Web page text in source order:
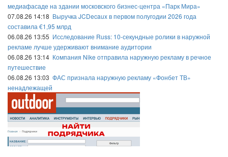
медиафасаде на здании московского бизнес-центра «Парк Мира»
07.08.26 14:18 Выручка JCDecaux в первом полугодии 2026 года
составила €1,95 млрд
06.08.26 13:55 Исследование Russ: 10-секундные ролики в наружной
рекламе лучше удерживают внимание аудитории
06.08.26 13:14 Компания Nike отправила наружную рекламу в речное
путешествие
06.08.26 13:03 ФАС признала наружную рекламу «Фонбет ТВ»
ненадлежащей